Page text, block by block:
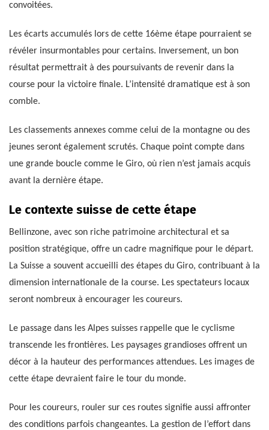
convoitées.
Les écarts accumulés lors de cette 16ème étape pourraient se
révéler insurmontables pour certains. Inversement, un bon
résultat permettrait à des poursuivants de revenir dans la
course pour la victoire finale. L’intensité dramatique est à son
comble.
Les classements annexes comme celui de la montagne ou des
jeunes seront également scrutés. Chaque point compte dans
une grande boucle comme le Giro, où rien n’est jamais acquis
avant la dernière étape.
Le contexte suisse de cette étape
Bellinzone, avec son riche patrimoine architectural et sa
position stratégique, offre un cadre magnifique pour le départ.
La Suisse a souvent accueilli des étapes du Giro, contribuant à la
dimension internationale de la course. Les spectateurs locaux
seront nombreux à encourager les coureurs.
Le passage dans les Alpes suisses rappelle que le cyclisme
transcende les frontières. Les paysages grandioses offrent un
décor à la hauteur des performances attendues. Les images de
cette étape devraient faire le tour du monde.
Pour les coureurs, rouler sur ces routes signifie aussi affronter
des conditions parfois changeantes. La gestion de l’effort dans